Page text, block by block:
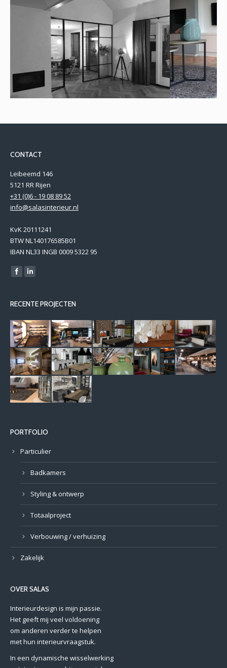
Styling en ontwerp villa Breda
Styling
CONTACT
Leibeemd 146
5121 RR Rijen
+31 (0)6 - 19 08 89 52
info@salasinterieur.nl
KvK 20111241
BTW NL140176585B01
IBAN NL33 INGB 0009 5322 95
Find us on:
RECENTE PROJECTEN
PORTFOLIO
Particulier
Badkamers
Styling & ontwerp
Totaalproject
Verbouwing / verhuizing
Zakelijk
OVER SALAS
Interieurdesign is mijn passie.
Het geeft mij veel voldoening
om anderen verder te helpen
met hun interieurvraagstuk.
In een dynamische wisselwerking